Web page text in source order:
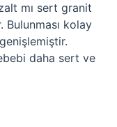
mı sert granit
Bulunması kolay
daha sert ve